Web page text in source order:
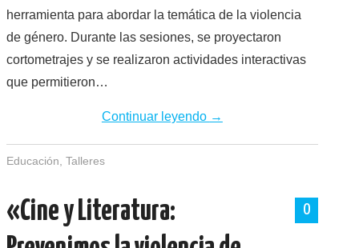
herramienta para abordar la temática de la violencia
de género. Durante las sesiones, se proyectaron
cortometrajes y se realizaron actividades interactivas
que permitieron…
Continuar leyendo →
Educación Talleres
0
«Cine y Literatura: